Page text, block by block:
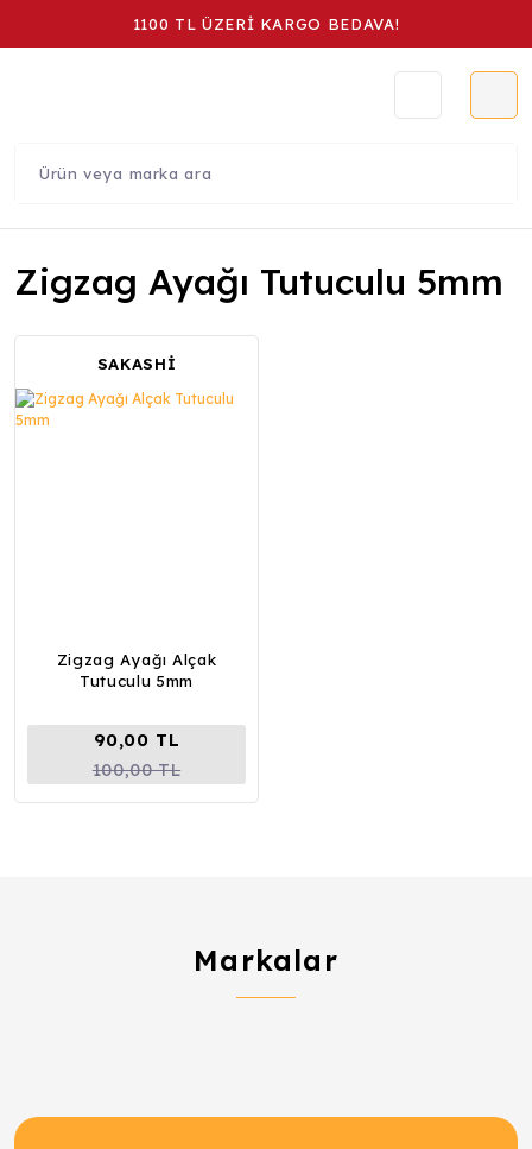
1100 TL ÜZERİ KARGO BEDAVA!
Zigzag Ayağı Tutuculu 5mm
SAKASHİ
Zigzag Ayağı Alçak
Tutuculu 5mm
90,00 TL
100,00 TL
Markalar